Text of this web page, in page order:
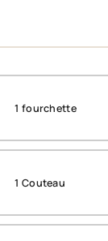
1 fourchette
1 Couteau